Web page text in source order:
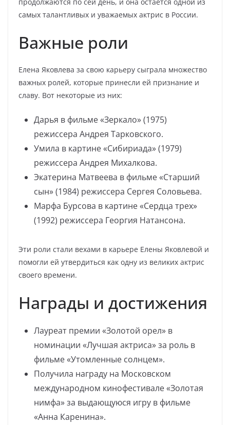
самых талантливых и уважаемых актрис в России.
Важные роли
Елена Яковлева за свою карьеру сыграла множество
важных ролей, которые принесли ей признание и
славу. Вот некоторые из них:
Дарья в фильме «Зеркало» (1975)
режиссера Андрея Тарковского.
Умила в картине «Сибириада» (1979)
режиссера Андрея Михалкова.
Экатерина Матвеева в фильме «Старший
сын» (1984) режиссера Сергея Соловьева.
Марфа Бурсова в картине «Сердца трех»
(1992) режиссера Георгия Натансона.
Эти роли стали вехами в карьере Елены Яковлевой и
помогли ей утвердиться как одну из великих актрис
своего времени.
Награды и достижения
Лауреат премии «Золотой орел» в
номинации «Лучшая актриса» за роль в
фильме «Утомленные солнцем».
Получила награду на Московском
международном кинофестивале «Золотая
нимфа» за выдающуюся игру в фильме
«Анна Каренина».